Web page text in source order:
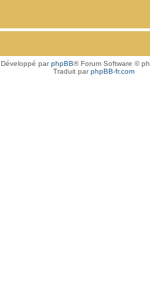
Développé parphpBB® Forum Software ©
Traduit parphpBB-fr.com